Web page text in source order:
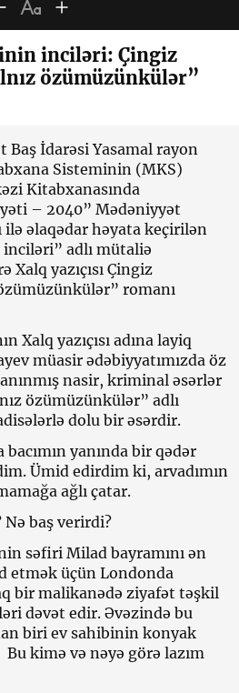
inciləri: Çingiz
özümüzünkülər”
Baş İdarəsi Yasamal rayon
Sisteminin (MKS)
Kitabxanasında
– 2040” Mədəniyyət
ilə əlaqədar həyata keçirilən
adlı mütaliə
yazıçısı Çingiz
romanı
Xalq yazıçısı adına layiq
müasir ədəbiyyatımızda öz
nasir, kriminal əsərlər
özümüzünkülər” adlı
dolu bir əsərdir.
yanında bir qədər
Ümid edirdim ki, arvadımın
ağlı çatar.
Nə baş verirdi?
səfiri Milad bayramını ən
etmək üçün Londonda
bir malikanədə ziyafət təşkil
dəvət edir. Əvəzində bu
biri ev sahibinin konyak
kimə və nəyə görə lazım